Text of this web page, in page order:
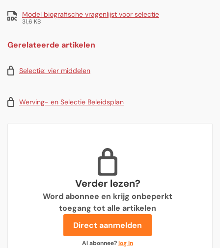
Model biografische vragenlijst voor selectie
31,6 KB
Gerelateerde artikelen
Selectie: vier middelen
Werving- en Selectie Beleidsplan
Verder lezen?
Word abonnee en krijg onbeperkt
toegang tot alle artikelen
Direct aanmelden
Al abonnee?log in